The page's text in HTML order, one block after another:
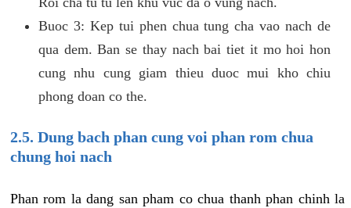
Buoc 3: Kep tui phen chua tung cha vao nach de
qua dem. Ban se thay nach bai tiet it mo hoi hon
cung nhu cung giam thieu duoc mui kho chiu
phong doan co the.
2.5. Dung bach phan cung voi phan rom chua
chung hoi nach
Phan rom la dang san pham co chua thanh phan chinh la